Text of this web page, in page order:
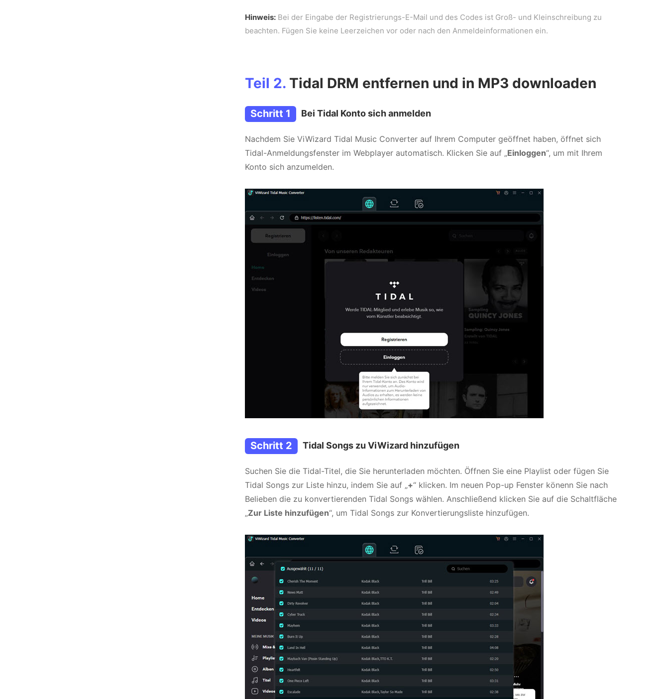
Hinweis: Bei der Eingabe der Registrierungs-E-Mail und des Codes ist Groß- und Kleinschreibung zu
beachten. Fügen Sie keine Leerzeichen vor oder nach den Anmeldeinformationen ein.
Teil 2. Tidal DRM entfernen und in MP3 downloaden
Schritt 1 Bei Tidal Konto sich anmelden
Nachdem Sie ViWizard Tidal Music Converter auf Ihrem Computer geöffnet haben, öffnet sich
Tidal-Anmeldungsfenster im Webplayer automatisch. Klicken Sie auf „Einloggen“, um mit Ihrem
Konto sich anzumelden.
Schritt 2 Tidal Songs zu ViWizard hinzufügen
Suchen Sie die Tidal-Titel, die Sie herunterladen möchten. Öffnen Sie eine Playlist oder fügen Sie
Tidal Songs zur Liste hinzu, indem Sie auf „+“ klicken. Im neuen Pop-up Fenster könenn Sie nach
Belieben die zu konvertierenden Tidal Songs wählen. Anschließend klicken Sie auf die Schaltfläche
„Zur Liste hinzufügen“, um Tidal Songs zur Konvertierungsliste hinzufügen.